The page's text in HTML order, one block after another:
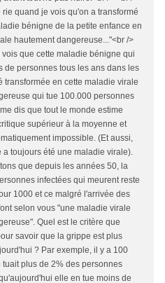
rie quand je vois qu'on a transformé
bénigne de la petite enfance en
hautement dangereuse..."<br />
vois que cette maladie bénigne qui
de personnes tous les ans dans les
transformée en cette maladie virale
qui tue 100.000 personnes
dis que tout le monde estime
supérieur à la moyenne et
impossible. (Et aussi,
a toujours été une maladie virale).
que depuis les années 50, la
infectées qui meurent reste
1000 et ce malgré l'arrivée des
selon vous "une maladie virale
Quel est le critère que
savoir que la grippe est plus
? Par exemple, il y a 100
plus de 2% des personnes
elle en tue moins de